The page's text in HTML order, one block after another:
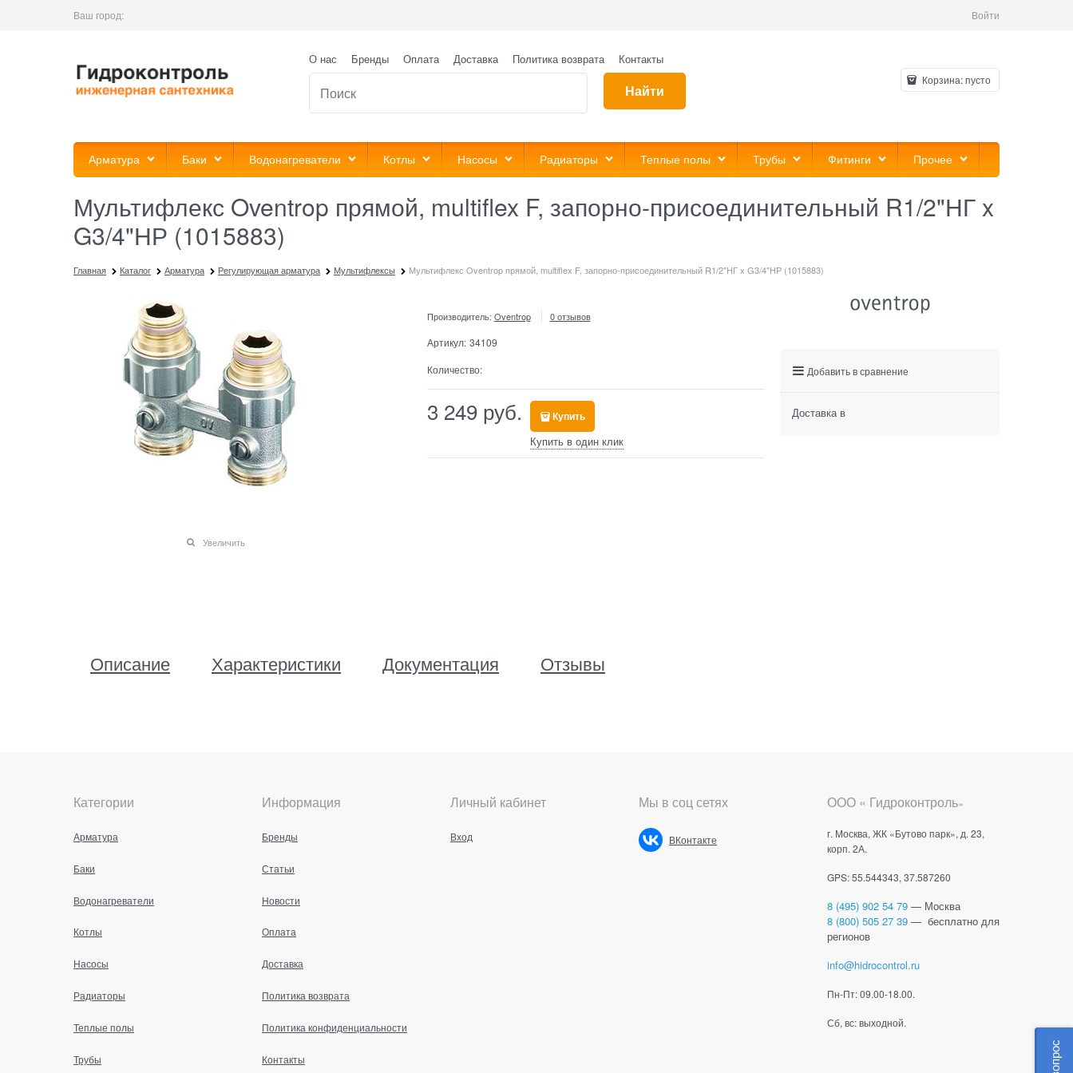
Ваш город: Войти
О нас Бренды Оплата Доставка Политика возврата Контакты
Найти
Корзина:пусто
Арматура Баки Водонагреватели Котлы Насосы Радиаторы Теплые полы Трубы Фитинги Прочее
Мультифлекс Oventrop прямой, multiflex F, запорно-присоединительный R1/2"НГ x
G3/4"НР (1015883)
Главная Каталог Арматура Регулирующая арматура Мультифлексы Мультифлекс Oventrop прямой, multiflex F, запорно-присоединительный R1/2"НГ x G3/4"НР (1015883)
Увеличить
Производитель: Oventrop 0 отзывов
Артикул: 34109
Количество:
3 249 руб. Купить
Купить в один клик
Описание Характеристики Документация Отзывы
Добавить в сравнение
Доставка в
Категории
Арматура
Баки
Водонагреватели
Котлы
Насосы
Радиаторы
Теплые полы
Трубы
Информация
Бренды
Статьи
Новости
Оплата
Доставка
Политика возврата
Политика конфиденциальности
Контакты
Личный кабинет
Вход
Мы в соц сетях
ВКонтакте
ООО « Гидроконтроль»
г. Москва, ЖК «Бутово парк», д. 23,
корп. 2А.
GPS: 55.544343, 37.587260
8 (495) 902 54 79 — Москва
8 (800) 505 27 39 — бесплатно для
регионов
info@hidrocontrol.ru
Пн-Пт: 09.00-18.00.
Сб, вс: выходной.